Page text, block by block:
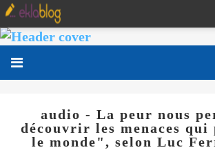
audio - La peur nous
découvrir les menaces qui
le monde", selon Luc